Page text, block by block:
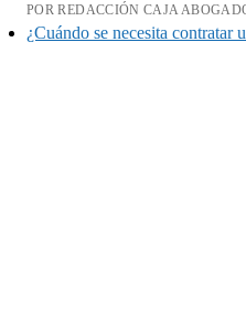
POR REDACCIÓN CAJA
¿Cuándo se necesita contratar